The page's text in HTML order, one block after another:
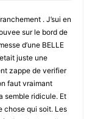
. J’sui en
sur le bord de
d’une BELLE
juste une
zappe de verifier
faut vraimant
semble ridicule. Et
chose qui soit. Les